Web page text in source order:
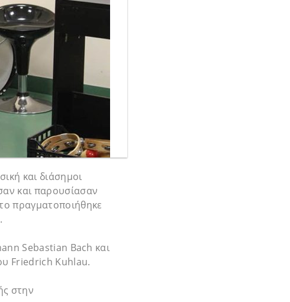
και διάσημοι
και παρουσίασαν
πραγματοποιήθηκε
Sebastian Bach και
Friedrich Kuhlau.
στην